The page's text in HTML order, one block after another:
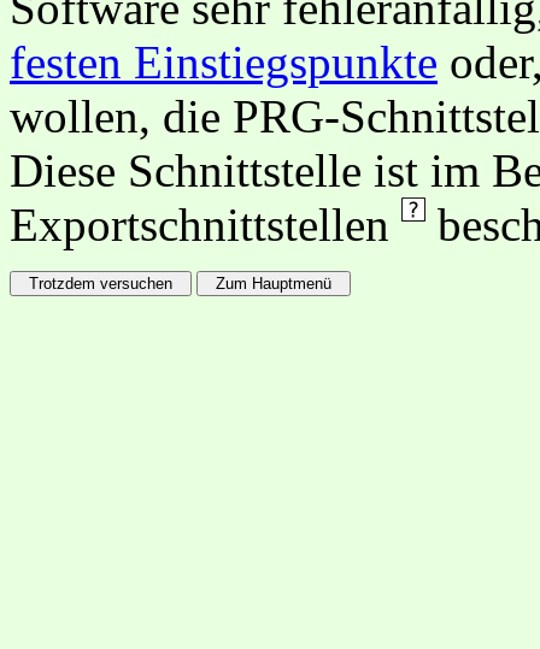
festen Einstiegspunkte
wollen, die PRG-
Diese Schnittstelle ist im
Exportschnittstellen